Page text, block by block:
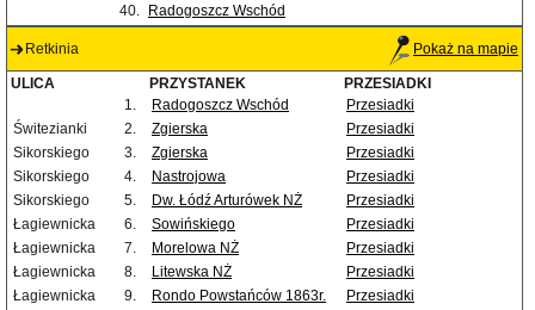
40.
Radogoszcz Wschód
Retkinia Pokaż na mapie
ULICA PRZYSTANEK
PRZESIADKI
1.
Radogoszcz Wschód
Przesiadki
Świtezianki
2. Zgierska
Przesiadki
Sikorskiego
3. Zgierska
Przesiadki
Sikorskiego
4. Nastrojowa
Przesiadki
Sikorskiego
5. Dw. Łódź Arturówek NŻ
Przesiadki
Łagiewnicka
6. Sowińskiego
Przesiadki
Łagiewnicka
7. Morelowa NŻ
Przesiadki
Łagiewnicka
8. Litewska NŻ
Przesiadki
Łagiewnicka
9. Rondo Powstańców 1863r.
Przesiadki